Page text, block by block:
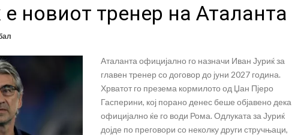
новиот тренер на Аталанта
Аталанта официјално го назначи Иван Јуриќ за
главен тренер со договор до јуни 2027 година.
Хрватот го презема кормилото од Џан Пјеро
Гасперини, кој порано денес беше објавено дека
официјално ќе го води Рома. Одлуката за Јуриќ
дојде по преговори со неколку други стручњаци,